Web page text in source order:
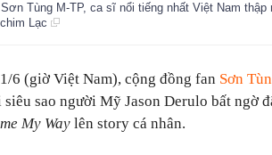
Tùng M-TP, ca sĩ nổi tiếng nhất Việt Nam thập
Lạc
6 (giờ Việt Nam), cộng đồng fan Sơn
sao người Mỹ Jason Derulo bất ngờ
My Way lên story cá nhân.